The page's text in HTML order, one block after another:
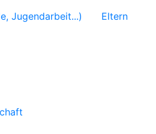
Jugendarbeit...)
Eltern